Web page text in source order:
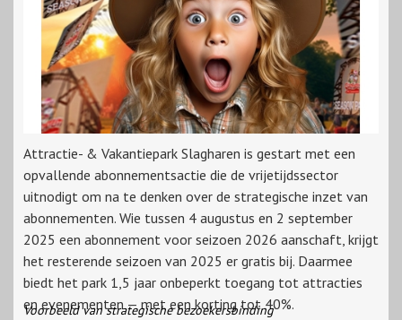
Attractie- & Vakantiepark Slagharen is gestart met een
opvallende abonnementsactie die de vrijetijdssector
uitnodigt om na te denken over de strategische inzet van
abonnementen. Wie tussen 4 augustus en 2 september
2025 een abonnement voor seizoen 2026 aanschaft, krijgt
het resterende seizoen van 2025 er gratis bij. Daarmee
biedt het park 1,5 jaar onbeperkt toegang tot attracties
en evenementen — met een korting tot 40%.
Voorbeeld van strategische bezoekersbinding